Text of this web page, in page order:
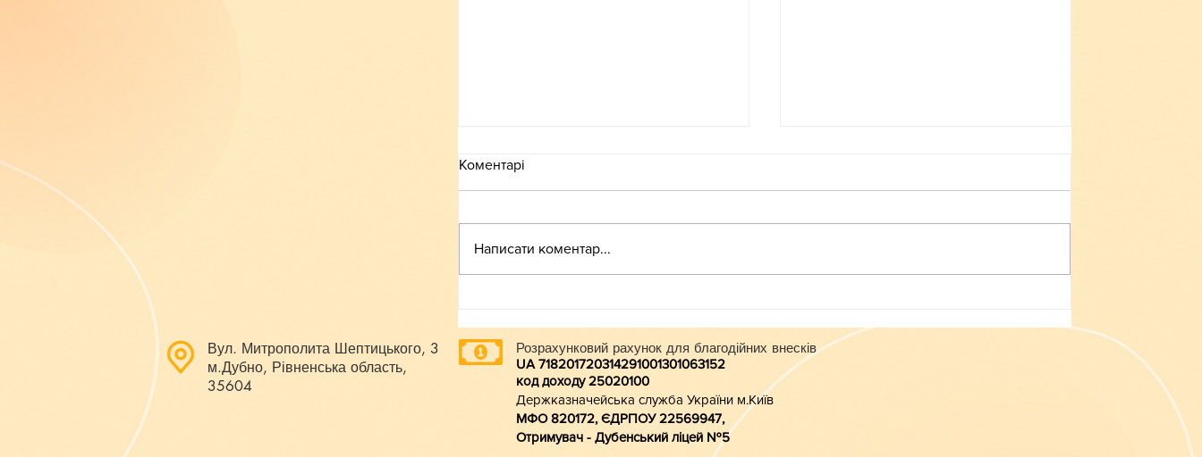
Небезпека зачепінгу
Коментарі
Написати коментар...
Вул. Митрополита Шептицького, 3
м.Дубно, Рівненська область,
35604
Розрахунковий рахунок для благодійних внесків
UA 718201720314291001301063152
код доходу 25020100
Держказначейська служба України м.Київ
МФО 820172, ЄДРПОУ 22569947,
Отримувач - Дубенський ліцей №5